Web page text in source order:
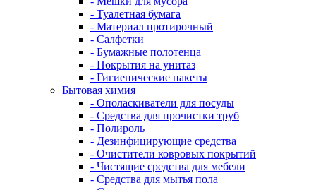
- Туалетная бумага
- Материал протирочный
- Салфетки
- Бумажные полотенца
- Покрытия на унитаз
- Гигиенические пакеты
Бытовая химия
- Ополаскиватели для посуды
- Средства для прочистки труб
- Полироль
- Дезинфицирующие средства
- Очистители ковровых покрытий
- Чистящие средства для мебели
- Средства для мытья пола